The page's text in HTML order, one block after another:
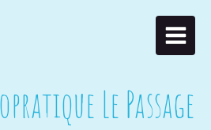
Le Passage